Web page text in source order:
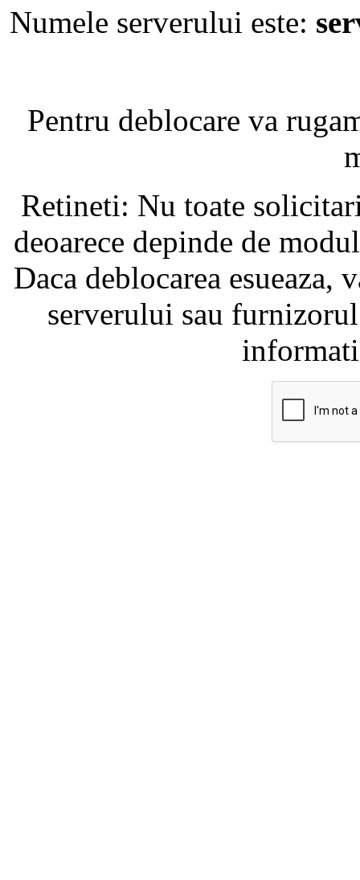
Numele serverului este:
Pentru deblocare va
Retineti: Nu toate
deoarece depinde de
Daca deblocarea
serverului sau